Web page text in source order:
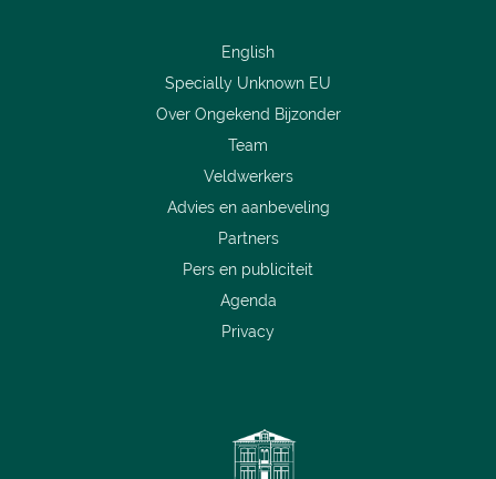
English
Specially Unknown EU
Over Ongekend Bijzonder
Team
Veldwerkers
Advies en aanbeveling
Partners
Pers en publiciteit
Agenda
Privacy